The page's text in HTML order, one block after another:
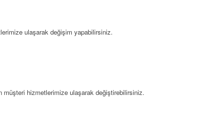
ulaşarak değişim yapabilirsiniz.
müşteri hizmetlerimize ulaşarak değiştirebilirsiniz.